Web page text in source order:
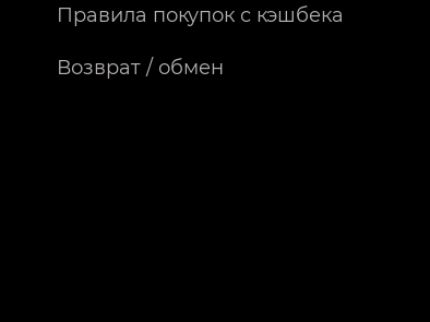
Правила покупок с кэшбека
Возврат / обмен